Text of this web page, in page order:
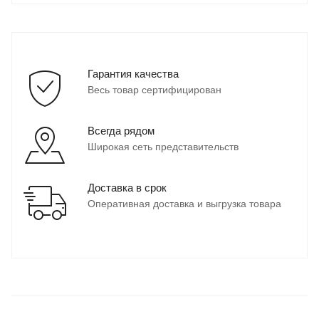
Гарантия качества
Весь товар сертифицирован
Всегда рядом
Широкая сеть представительств
Доставка в срок
Оперативная доставка и выгрузка товара